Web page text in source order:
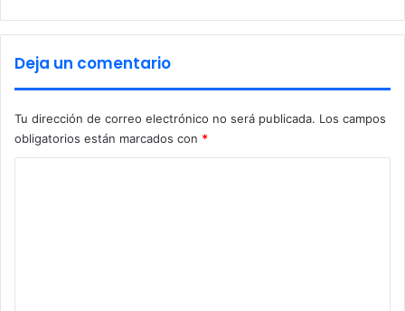
Deja un comentario
Tu dirección de correo electrónico no será publicada. Los campos
obligatorios están marcados con *